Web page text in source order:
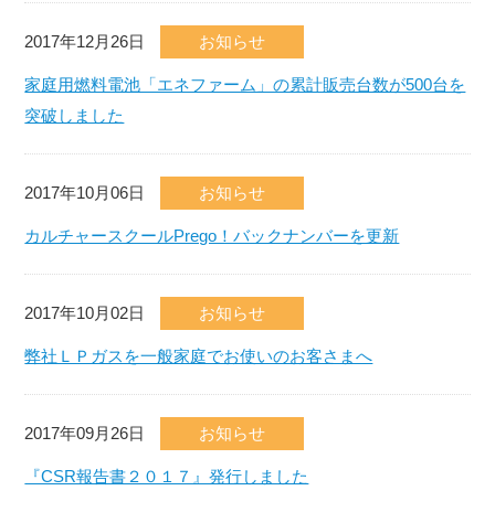
2017年12月26日 お知らせ
家庭用燃料電池「エネファーム」の累計販売台数が500台を
突破しました
2017年10月06日 お知らせ
カルチャースクールPrego！バックナンバーを更新
2017年10月02日 お知らせ
弊社ＬＰガスを一般家庭でお使いのお客さまへ
2017年09月26日 お知らせ
『CSR報告書２０１７』発行しました